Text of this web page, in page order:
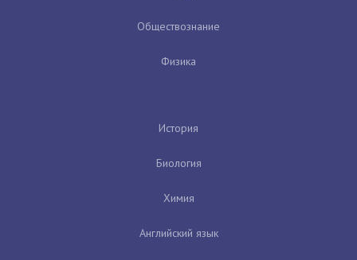
Обществознание
Физика
История
Биология
Химия
Английский язык